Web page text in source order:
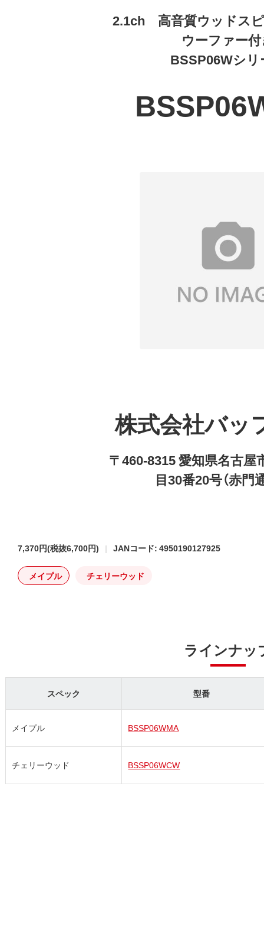
2.1ch 高音質ウッドス
ウーファー
BSSP06Wシリ
株式会社バッ
〒460-8315 愛知県名古屋
目30番20号（赤門
7,370円(税抜6,700円) JANコード: 4950190127925
メイプル チェリーウッド
ラインナッ
スペック 型番
メイプル BSSP06WMA
チェリーウッド BSSP06WCW